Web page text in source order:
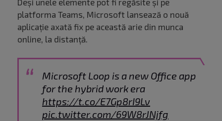
Deși unele elemente pot fi regăsite și pe
platforma Teams, Microsoft lansează o nouă
aplicație axată fix pe această arie din munca
online, la distanță.
Microsoft Loop is a new Office app
for the hybrid work era
https://t.co/E7Gp8rI9Lv
pic.twitter.com/69W8rJNjfg